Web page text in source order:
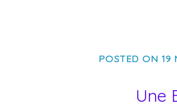
POSTED ON 19
Une